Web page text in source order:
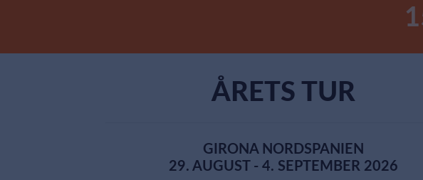
ÅRETS TUR
GIRONA NORDSPANIEN
29. AUGUST - 4. SEPTEMBER 2026